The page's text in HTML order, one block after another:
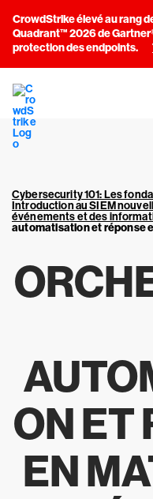
CrowdStrike élevé au rang
Quadrant™ 2026 de
protection des endpoints.
Cybersecurity 101: Les
Introduction au SIEM
événements et des
automatisation et réponse
ON ET
EN